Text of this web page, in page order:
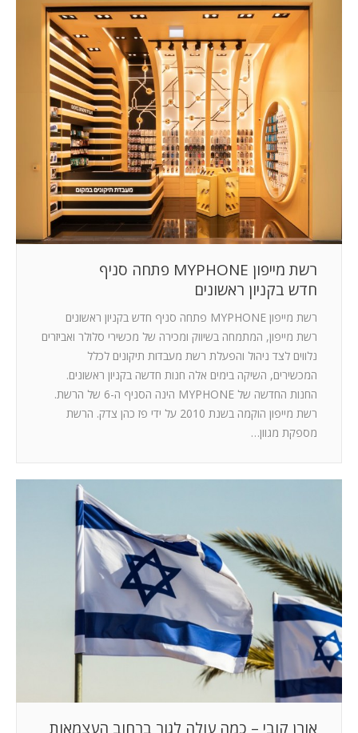
רשת מייפון MYPHONE פתחה סניף
חדש בקניון ראשונים
רשת מייפון MYPHONE פתחה סניף חדש בקניון ראשונים
רשת מייפון, המתמחה בשיווק ומכירה של מכשירי סלולר ואביזרים
נלווים לצד ניהול והפעלת רשת מעבדות תיקונים לכלל
המכשירים, השיקה בימים אלה חנות חדשה בקניון ראשונים.
החנות החדשה של MYPHONE הינה הסניף ה-6 של הרשת.
רשת מייפון הוקמה בשנת 2010 על ידי פז כהן צדק. הרשת
מספקת מגוון…
אורן קובי – כמה עולה לגור ברחוב העצמאות